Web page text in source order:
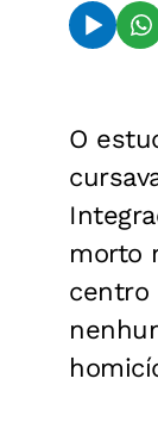
O
morto
centro